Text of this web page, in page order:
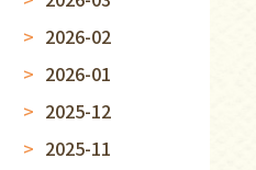
2026-02
2026-01
2025-12
2025-11